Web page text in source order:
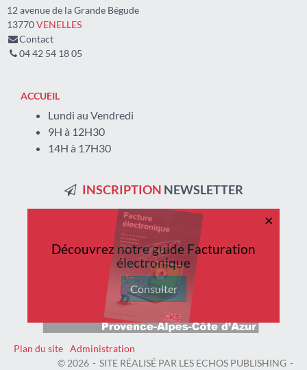
Découvrez notre guide Facturation
électronique
Consulter
×
12 avenue de la Grande Bégude
13770VENELLES
Contact
04 42 54 18 05
ACCUEIL
Lundi au Vendredi
9H à 12H30
14H à 17H30
INSCRIPTION NEWSLETTER
Retrouvez-noussurles réseaux
Plan du site Administration
© 2026
SITE RÉALISÉ PAR LES ECHOS PUBLISHING